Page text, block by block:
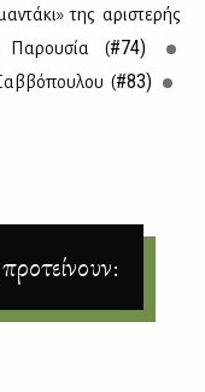
της αρι­στε­ρής
Πα­ρου­σία (#74)
(#83)